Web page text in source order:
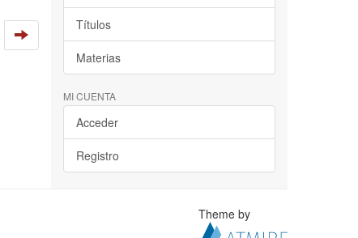
Títulos
Materias
MI CUENTA
Acceder
Registro
Theme by